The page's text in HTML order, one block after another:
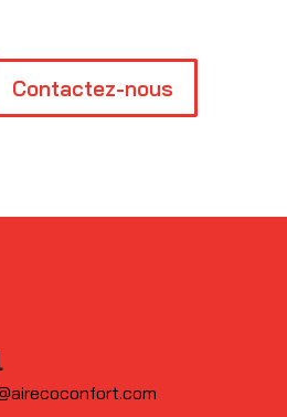
Contactez-nous